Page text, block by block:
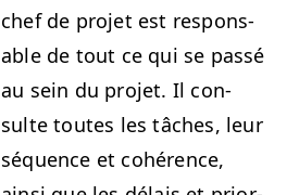
chef de pro­jet est respon­s­
able de tout ce qui se passé
au sein du pro­jet. Il con­
sulte toutes les tâch­es, leur
séquence et cohérence,